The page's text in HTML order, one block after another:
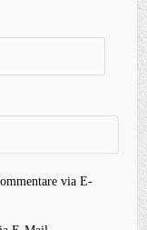
via E-